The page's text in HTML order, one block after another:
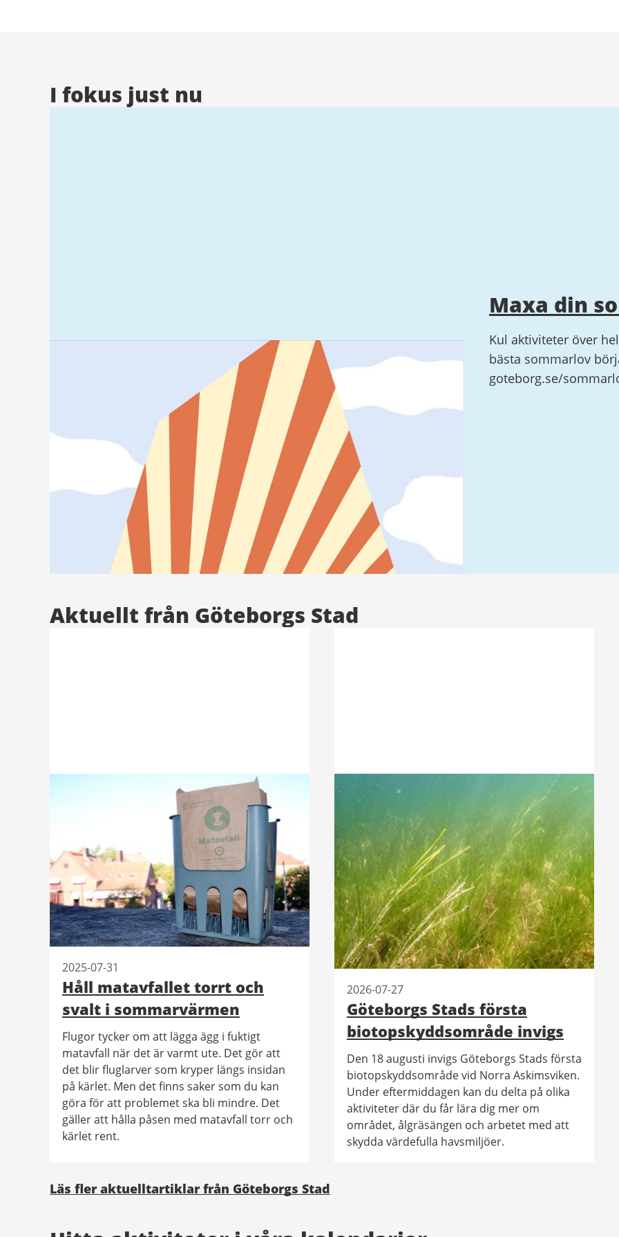
I fokus just nu
Maxa din
Kul aktiviteter över
bästa sommarlov
goteborg.se/
Aktuellt från Göteborgs Stad
Håll matavfallet torrt och
svalt i sommarvärmen
2025-07-31
Flugor tycker om att lägga ägg i fuktigt
matavfall när det är varmt ute. Det gör att
det blir fluglarver som kryper längs insidan
på kärlet. Men det finns saker som du kan
göra för att problemet ska bli mindre. Det
gäller att hålla påsen med matavfall torr och
kärlet rent.
Göteborgs Stads första
biotopskyddsområde invigs
2026-07-27
Den 18 augusti invigs Göteborgs Stads första
biotopskyddsområde vid Norra Askimsviken.
Under eftermiddagen kan du delta på olika
aktiviteter där du får lära dig mer om
området, ålgräsängen och arbetet med att
skydda värdefulla havsmiljöer.
Läs fler aktuelltartiklar från Göteborgs Stad